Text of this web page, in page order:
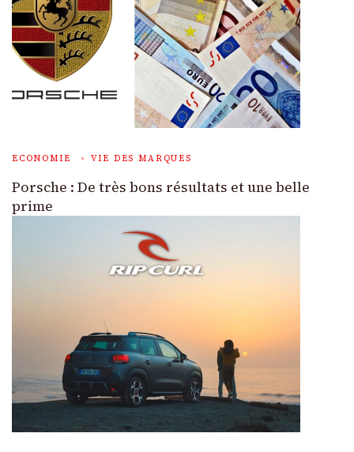
ECONOMIE VIE DES MARQUES
Porsche : De très bons résultats et une belle
prime